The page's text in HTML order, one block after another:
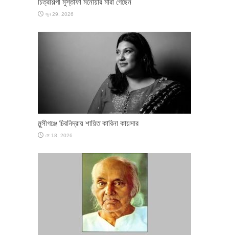
জুন 29, 2026
মুন্সীগঞ্জে চিরনিদ্রায় শায়িত কারিনা কায়সার
মে 18, 2026